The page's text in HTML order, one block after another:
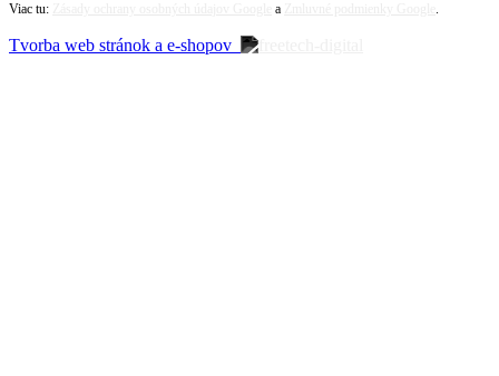
Viac tu:
a
Tvorba web stránok a e-shopov